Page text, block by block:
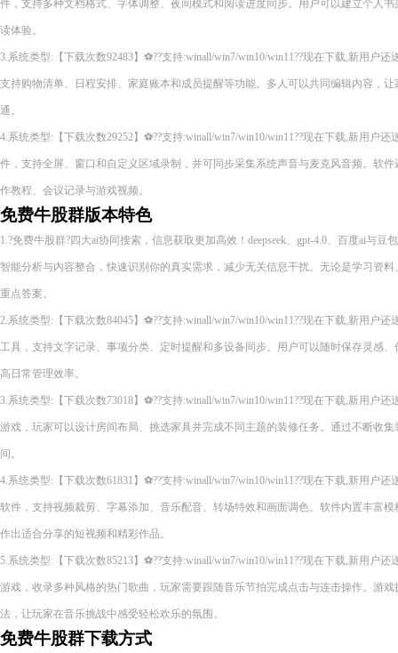
件，支持多种文档格式、字体调整、夜间模式和阅读进度同步。用户可以建立个人
读体验。
3.系统类型:【下载次数92483】⚽??支持:winall/win7/win10/win11??现在下载,新用户
支持购物清单、日程安排、家庭账本和成员提醒等功能。多人可以共同编辑内容，
通。
4.系统类型:【下载次数29252】⚽??支持:winall/win7/win10/win11??现在下载,新用户
件，支持全屏、窗口和自定义区域录制，并可同步采集系统声音与麦克风音频。软
作教程、会议记录与游戏视频。
免费牛股群版本特色
1.?免费牛股群?四大ai协同搜索，信息获取更加高效！deepseek、gpt-4.0、百度ai与豆
智能分析与内容整合，快速识别你的真实需求，减少无关信息干扰。无论是学习资
重点答案。
2.系统类型:【下载次数84045】⚽??支持:winall/win7/win10/win11??现在下载,新用户
工具，支持文字记录、事项分类、定时提醒和多设备同步。用户可以随时保存灵感
高日常管理效率。
3.系统类型:【下载次数73018】⚽??支持:winall/win7/win10/win11??现在下载,新用户
游戏，玩家可以设计房间布局、挑选家具并完成不同主题的装修任务。通过不断收
间。
4.系统类型:【下载次数61831】⚽??支持:winall/win7/win10/win11??现在下载,新用户
软件，支持视频裁剪、字幕添加、音乐配音、转场特效和画面调色。软件内置丰富
作出适合分享的短视频和精彩作品。
5.系统类型:【下载次数85213】⚽??支持:winall/win7/win10/win11??现在下载,新用户
游戏，收录多种风格的热门歌曲，玩家需要跟随音乐节拍完成点击与连击操作。游
法，让玩家在音乐挑战中感受轻松欢乐的氛围。
免费牛股群下载方式